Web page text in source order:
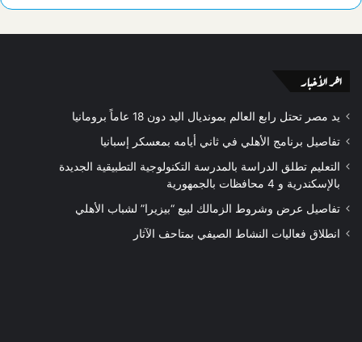
اخر الأخبار
يد مصر تحتل رابع العالم بمونديال اليد دون 18 عاماً برومانيا
تفاصيل برنامج الأهلي في ثاني أيامه بمعسكر إسبانيا
التعليم تطلق الدراسة بالمدرسة التكنولوجية التطبيقية الجديدة
بالإسكندرية و 4 محافظات بالجمهورية
تفاصيل عرض وشروط الزمالك لبيع “بيزيرا” لشباب الأهلي
انطلاق فعاليات النشاط الصيفي بمتاحف الآثار